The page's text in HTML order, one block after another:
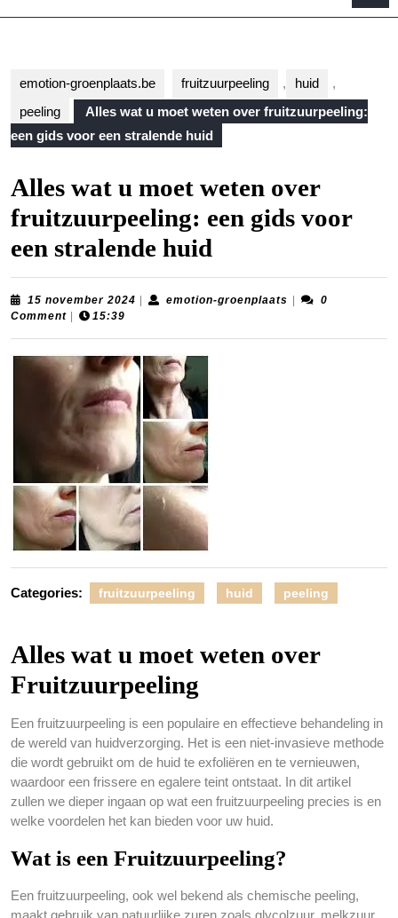
emotion-groenplaats.be fruitzuurpeeling , huid
,
peeling
Alles wat u moet weten over fruitzuurpeeling:
een gids voor een stralende huid
Alles wat u moet weten over
fruitzuurpeeling: een gids voor
een stralende huid
15 november 2024 15
emotion-groenplaats emotion-
0
Comment
15:39
Categories: fruitzuurpeeling huid peeling
Alles wat u moet weten over
Fruitzuurpeeling
Een fruitzuurpeeling is een populaire en effectieve behandeling in
de wereld van huidverzorging. Het is een niet-invasieve methode
die wordt gebruikt om de huid te exfoliëren en te vernieuwen,
waardoor een frissere en egalere teint ontstaat. In dit artikel
zullen we dieper ingaan op wat een fruitzuurpeeling precies is en
welke voordelen het kan bieden voor uw huid.
Wat is een Fruitzuurpeeling?
Een fruitzuurpeeling, ook wel bekend als chemische peeling,
maakt gebruik van natuurlijke zuren zoals glycolzuur, melkzuur